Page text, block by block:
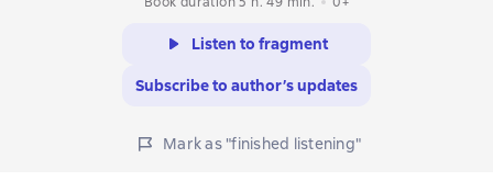
Listen to fragment
Subscribe to author’s updates
Mark as "finished listening"